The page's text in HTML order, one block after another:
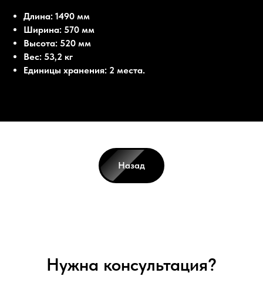
Длина: 1490 мм
Ширина: 570 мм
Высота: 520 мм
Вес: 53,2 кг
Единицы хранения: 2 места.
Назад
Нужна консультация?